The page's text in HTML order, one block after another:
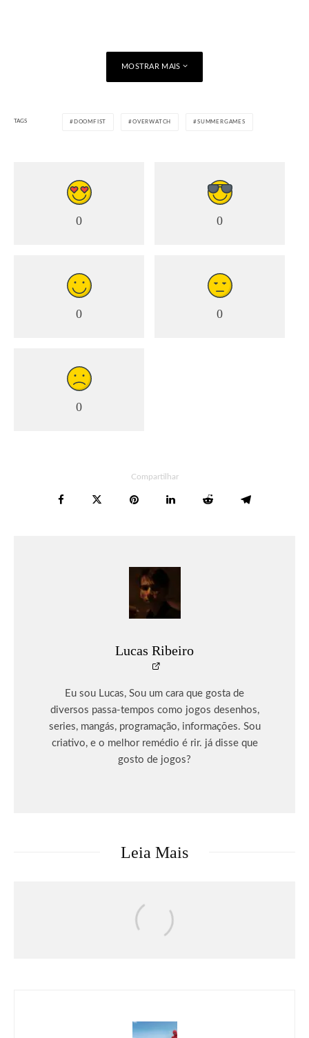
MOSTRAR MAIS
TAGS DOOMFIST OVERWATCH SUMMERGAMES
0 0
0 0
0
Compartilhar
Lucas Ribeiro
Eu sou Lucas, Sou um cara que gosta de
diversos passa-tempos como jogos desenhos,
series, mangás, programação, informações. Sou
criativo, e o melhor remédio é rir. já disse que
gosto de jogos?
Leia Mais
recebe seu maior DLC, SUPER LIMIT-
BREAKING NEO, já disponível para PC